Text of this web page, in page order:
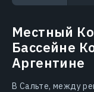
Местный
Бассейне
Аргентине
В Сальте, между